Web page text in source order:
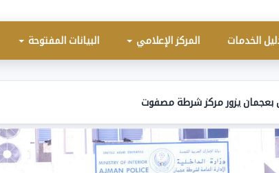
الخدمات المركز الإعلامي البيانات المفتوحة
بعجمان يزور مركز شرطة مصفوت